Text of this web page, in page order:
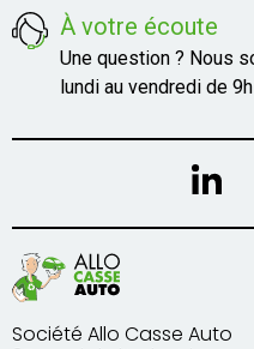
À votre écoute
Une question ? Nous
lundi au vendredi de
Société Allo Casse Auto